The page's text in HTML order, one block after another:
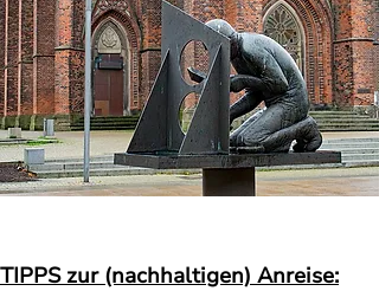
TIPPS zur (nachhaltigen) Anreise: